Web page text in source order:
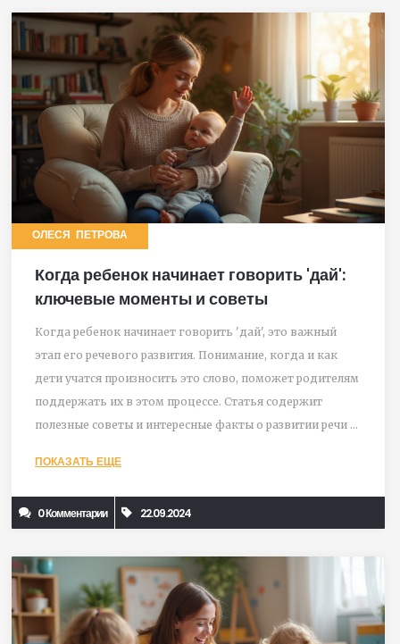
ОЛЕСЯ ПЕТРОВА
Когда ребенок начинает говорить 'дай':
ключевые моменты и советы
Когда ребенок начинает говорить 'дай', это важный
этап его речевого развития. Понимание, когда и как
дети учатся произносить это слово, поможет родителям
поддержать их в этом процессе. Статья содержит
полезные советы и интересные факты о развитии речи у
ПОКАЗАТЬ ЕЩЕ
0 Комментарии 22.09.2024